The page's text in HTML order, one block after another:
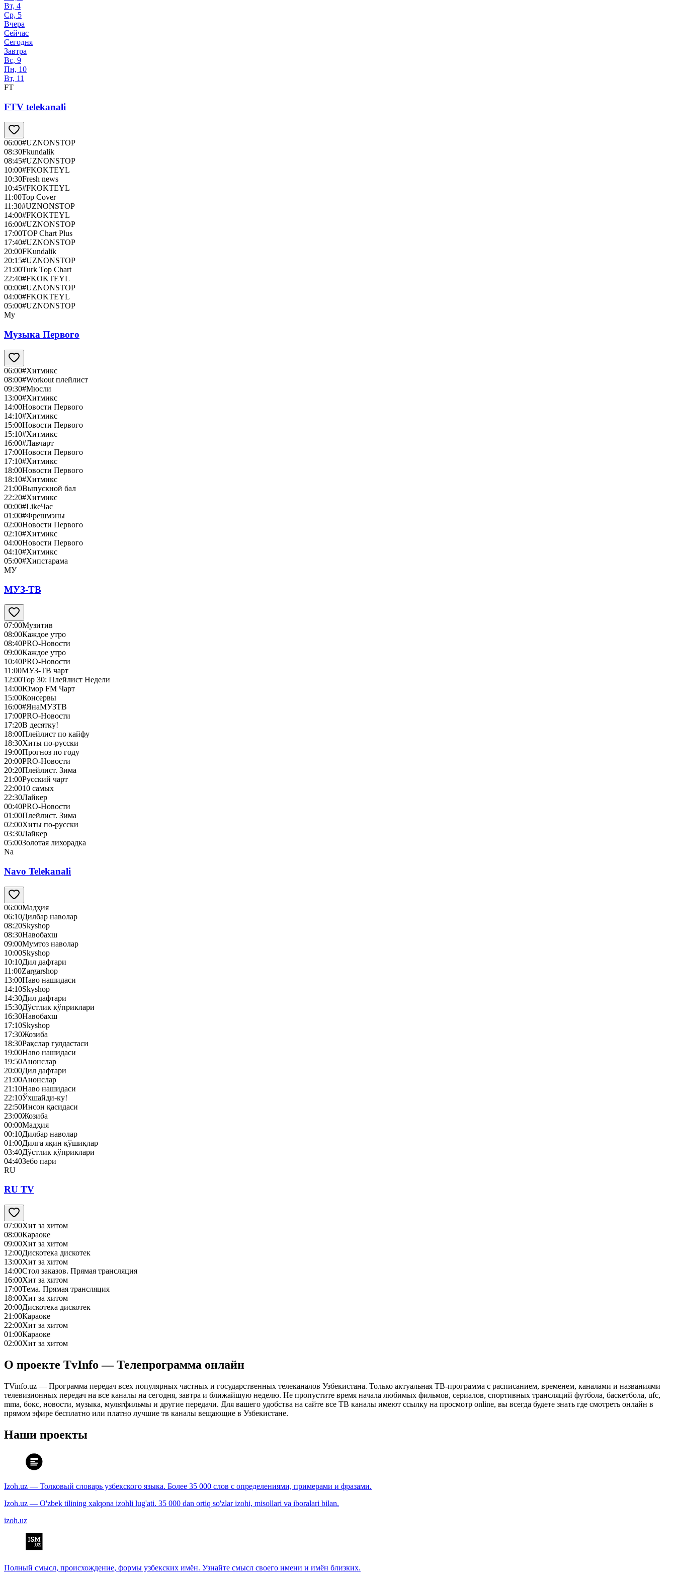
Вт, 4
Ср, 5
Вчера
Сейчас
Сегодня
Завтра
Вс, 9
Пн, 10
Вт, 11
FT
FTV telekanali
06:00#UZNONSTOP
08:30Fkundalik
08:45#UZNONSTOP
10:00#FKOKTEYL
10:30Fresh news
10:45#FKOKTEYL
11:00Top Cover
11:30#UZNONSTOP
14:00#FKOKTEYL
16:00#UZNONSTOP
17:00TOP Chart Plus
17:40#UZNONSTOP
20:00FKundalik
20:15#UZNONSTOP
21:00Turk Top Chart
22:40#FKOKTEYL
00:00#UZNONSTOP
04:00#FKOKTEYL
05:00#UZNONSTOP
Му
Музыка Первого
06:00#Хитмикс
08:00#Workout плейлист
09:30#Мюсли
13:00#Хитмикс
14:00Новости Первого
14:10#Хитмикс
15:00Новости Первого
15:10#Хитмикс
16:00#Лавчарт
17:00Новости Первого
17:10#Хитмикс
18:00Новости Первого
18:10#Хитмикс
21:00Выпускной бал
22:20#Хитмикс
00:00#LikeЧас
01:00#Фрешмэны
02:00Новости Первого
02:10#Хитмикс
04:00Новости Первого
04:10#Хитмикс
05:00#Хипстарама
МУ
МУЗ-ТВ
07:00Музитив
08:00Каждое утро
08:40PRO-Новости
09:00Каждое утро
10:40PRO-Новости
11:00МУЗ-ТВ чарт
12:00Top 30: Плейлист Недели
14:00Юмор FM Чарт
15:00Консервы
16:00#ЯнаМУЗТВ
17:00PRO-Новости
17:20В десятку!
18:00Плейлист по кайфу
18:30Хиты по-русски
19:00Прогноз по году
20:00PRO-Новости
20:20Плейлист. Зима
21:00Русский чарт
22:0010 самых
22:30Лайкер
00:40PRO-Новости
01:00Плейлист. Зима
02:00Хиты по-русски
03:30Лайкер
05:00Золотая лихорадка
Na
Navo Telekanali
06:00Мадҳия
06:10Дилбар наволар
08:20Skyshop
08:30Навобахш
09:00Мумтоз наволар
10:00Skyshop
10:10Дил дафтари
11:00Zargarshop
13:00Наво нашидаси
14:10Skyshop
14:30Дил дафтари
15:30Дўстлик кўприклари
16:30Навобахш
17:10Skyshop
17:30Жозиба
18:30Рақслар гулдастаси
19:00Наво нашидаси
19:50Анонслар
20:00Дил дафтари
21:00Анонслар
21:10Наво нашидаси
22:10Ўхшайди-ку!
22:50Инсон қасидаси
23:00Жозиба
00:00Мадҳия
00:10Дилбар наволар
01:00Дилга яқин қўшиқлар
03:40Дўстлик кўприклари
04:40Зебо пари
RU
RU TV
07:00Хит за хитом
08:00Караоке
09:00Хит за хитом
12:00Дискотека дискотек
13:00Хит за хитом
14:00Стол заказов. Прямая трансляция
16:00Хит за хитом
17:00Тема. Прямая трансляция
18:00Хит за хитом
20:00Дискотека дискотек
21:00Караоке
22:00Хит за хитом
01:00Караоке
02:00Хит за хитом
О проекте TvInfo — Телепрограмма онлайн
TVinfo.uz — Программа передач всех популярных частных и государственных телеканалов Узбекистана. Только актуальная ТВ-программа с расписанием, временем, каналами и названиями
телевизионных передач на все каналы на сегодня, завтра и ближайшую неделю. Не пропустите время начала любимых фильмов, сериалов, спортивных трансляций футбола, баскетбола, ufc,
mma, бокс, новости, музыка, мультфильмы и другие передачи. Для вашего удобства на сайте все ТВ каналы имеют ссылку на просмотр online, вы всегда будете знать где смотреть онлайн в
прямом эфире бесплатно или платно лучшие тв каналы вещающие в Узбекистане.
Наши проекты
Izoh.uz — Толковый словарь узбекского языка. Более 35 000 слов с определениями, примерами и фразами.
Izoh.uz — O'zbek tilining xalqona izohli lug'ati. 35 000 dan ortiq so'zlar izohi, misollari va iboralari bilan.
izoh.uz
Полный смысл, происхождение, формы узбекских имён. Узнайте смысл своего имени и имён близких.